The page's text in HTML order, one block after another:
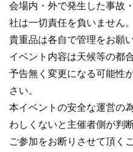
会場内・外で発生した事故
社は一切責任を負いません。
貴重品は各自で管理をお願
イベント内容は天候等の都
予告無く変更になる可能性
さい。
本イベントの安全な運営の
わしくないと主催者側が判
ご参加をお断りさせて頂く